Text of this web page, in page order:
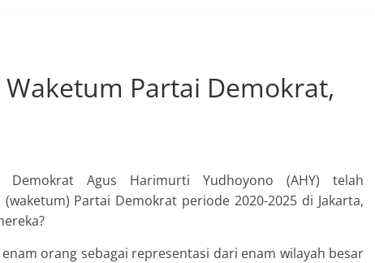
Partai Demokrat,
Agus Harimurti Yudhoyono (AHY) telah
Partai Demokrat periode 2020-2025 di Jakarta,
orang sebagai representasi dari enam wilayah besar